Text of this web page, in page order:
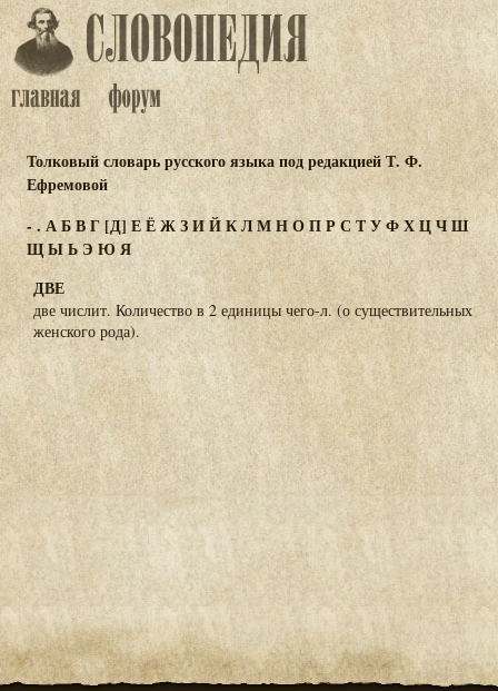
Толковый словарь русского языка под редакцией Т. Ф.
Ефремовой
- . АБВГ[Д] ЕЁЖЗИЙКЛМНОПРС ТУФХЦЧШ
ЩЫЬЭ ЮЯ
ДВЕ
две числит. Количество в 2 единицы чего-л. (о существительных
женского рода).